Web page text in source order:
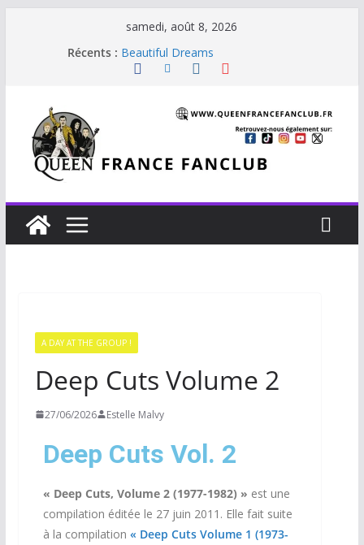
samedi, août 8, 2026
Récents : Beautiful Dreams
Glouttons For Punishment (1981)
Je vis avec Freddie Mercury
A DAY AT THE GROUP !
Deep Cuts Volume 2
27/06/2026 Estelle Malvy
Deep Cuts Vol. 2
« Deep Cuts, Volume 2 (1977-1982) » est une
compilation éditée le 27 juin 2011. Elle fait suite
à la compilation « Deep Cuts Volume 1 (1973-